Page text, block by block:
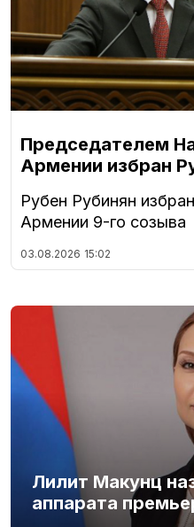
Председателем
Армении избран
Рубен Рубинян
Армении 9-го созыва
03.08.2026 15:02
Лилит Макунц
аппарата